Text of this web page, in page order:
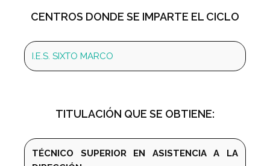
CENTROS DONDE SE IMPARTE EL CICLO
I.E.S. SIXTO MARCO
TITULACIÓN QUE SE OBTIENE:
TÉCNICO SUPERIOR EN ASISTENCIA A LA